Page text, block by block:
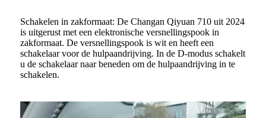
Schakelen in zakformaat: De Changan Qiyuan 710 uit 2024
is uitgerust met een elektronische versnellingspook in
zakformaat. De versnellingspook is wit en heeft een
schakelaar voor de hulpaandrijving. In de D-modus schakelt
u de schakelaar naar beneden om de hulpaandrijving in te
schakelen.